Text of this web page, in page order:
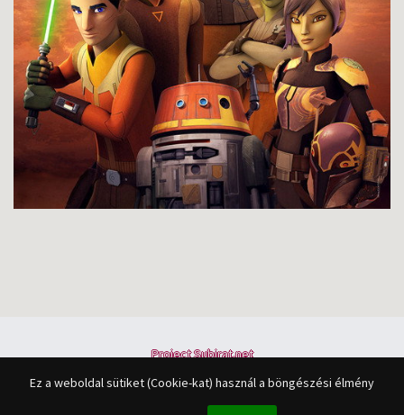
Ez a weboldal sütiket (Cookie-kat) használ a böngészési élmény
Project Subirat.net
A feliratok összes joga a felirat fordítójáé.
Creative Commons License 2.5szerint használható fel